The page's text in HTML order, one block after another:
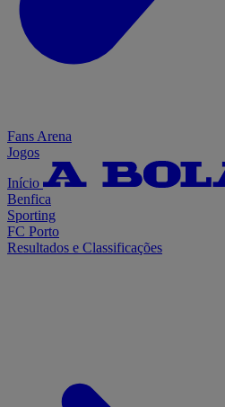
Fans Arena
Jogos
Início
Benfica
Sporting
FC Porto
Resultados e Classificações